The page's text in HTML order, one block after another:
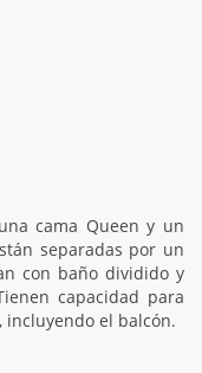
cama Queen y un
separadas por un
con baño dividido y
capacidad para
incluyendo el balcón.